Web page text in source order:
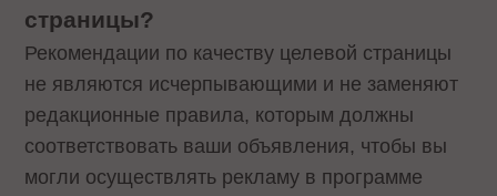
страницы?
Рекомендации по качеству целевой страницы
не являются исчерпывающими и не заменяют
редакционные правила, которым должны
соответствовать ваши объявления, чтобы вы
могли осуществлять рекламу в программе